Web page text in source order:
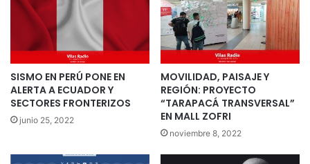
SISMO EN PERÚ PONE EN
ALERTA A ECUADOR Y
SECTORES FRONTERIZOS
junio 25, 2022
MOVILIDAD, PAISAJE Y
REGIÓN: PROYECTO
“TARAPACÁ TRANSVERSAL”
EN MALL ZOFRI
noviembre 8, 2022